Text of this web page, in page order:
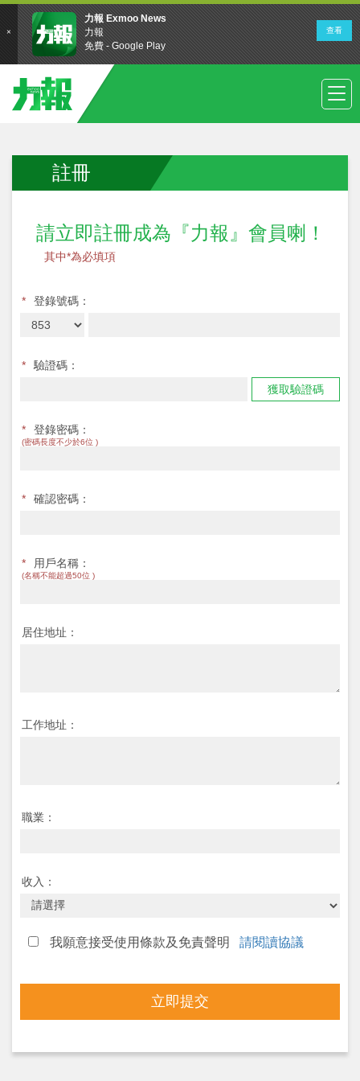
註冊
請立即註冊成為『力報』會員喇！
其中*為必填項
* 登錄號碼：
*
驗證碼：
獲取驗證碼
* 登錄密碼：
(密碼長度不少於6位 )
* 確認密碼：
* 用戶名稱：
(名稱不能超過50位 )
居住地址：
工作地址：
職業：
收入：
我願意接受使用條款及免責聲明 請閱讀協議